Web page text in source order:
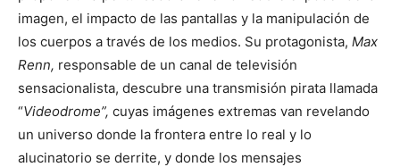
imagen, el impacto de las pantallas y la manipulación de
los cuerpos a través de los medios. Su protagonista, Max
Renn, responsable de un canal de televisión
sensacionalista, descubre una transmisión pirata llamada
“Videodrome”, cuyas imágenes extremas van revelando
un universo donde la frontera entre lo real y lo
alucinatorio se derrite, y donde los mensajes